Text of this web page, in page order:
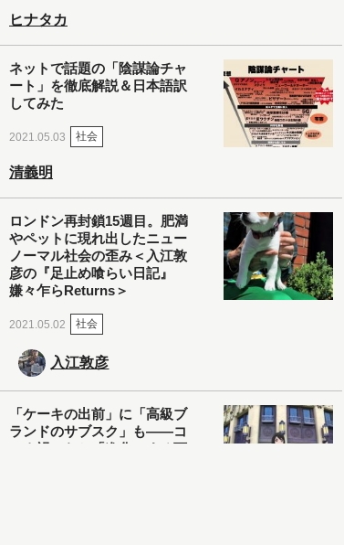
ヒナタカ
ネットで話題の「陰謀論チャ
ート」を徹底解説＆日本語訳
してみた
2021.05.03 社会
清義明
ロンドン再封鎖15週目。肥満
やペットに現れ出したニュー
ノーマル社会の歪み＜入江敦
彦の『足止め喰らい日記』
嫌々乍らReturns＞
2021.05.02 社会
入江敦彦
「ケーキの出前」に「高級ブ
ランドのサブスク」も――コ
ロナ禍のなか「進化」する百